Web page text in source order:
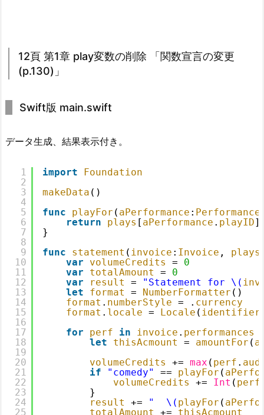
12頁 第1章 play変数の削除 「関数宣言の変更
(p.130)」
Swift版 main.swift
データ生成、結果表示付き。
1
2
3
4
5
6
7
8
9
10
11
12
13
14
15
16
17
18
19
20
21
22
23
24
25
import
Foundation
makeData ()
func
playFor ( aPerformance : Performance
return
plays [ aPerformance . playID
}
func
statement ( invoice : Invoice , plays
var
volumeCredits = 0
var
totalAmount = 0
var
result = "Statement for \(
let
format = NumberFormatter ()
format . numberStyle = . currency
format . locale = Locale ( identifier
for
perf in invoice . performances
let
thisAcmount = amountFor (
volumeCredits
+= max ( perf .
if
"comedy" == playFor (
volumeCredits
+= Int ( perf
}
result
+= "  \( playFor (
totalAmount
+= thisAcmount